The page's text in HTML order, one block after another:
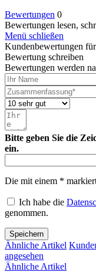
Bewertungen 0
Bewertungen lesen,
Menü schließen
Kundenbewertungen
Bewertung schreiben
Bewertungen werden
Bitte geben Sie die
ein.
Die mit einem *
Ich habe die
genommen.
Speichern
Ähnliche Artikel
angesehen
Ähnliche Artikel